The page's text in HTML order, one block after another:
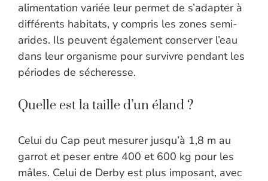
alimentation variée leur permet de s’adapter à
différents habitats, y compris les zones semi-
arides. Ils peuvent également conserver l’eau
dans leur organisme pour survivre pendant les
périodes de sécheresse.
Quelle est la taille d’un éland ?
Celui du Cap peut mesurer jusqu’à 1,8 m au
garrot et peser entre 400 et 600 kg pour les
mâles. Celui de Derby est plus imposant, avec